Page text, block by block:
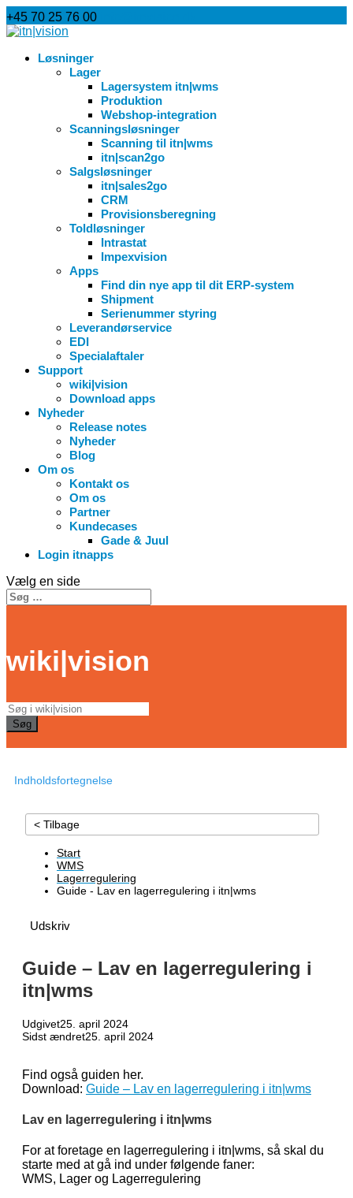
+45 70 25 76 00
Løsninger
Lager
Lagersystem itn|wms
Produktion
Webshop-integration
Scanningsløsninger
Scanning til itn|wms
itn|scan2go
Salgsløsninger
itn|sales2go
CRM
Provisionsberegning
Toldløsninger
Intrastat
Impexvision
Apps
Find din nye app til dit ERP-system
Shipment
Serienummer styring
Leverandørservice
EDI
Specialaftaler
Support
wiki|vision
Download apps
Nyheder
Release notes
Nyheder
Blog
Om os
Kontakt os
Om os
Partner
Kundecases
Gade & Juul
Login itnapps
Vælg en side
wiki|vision
Søg
< Tilbage
Start
WMS
Lagerregulering
Guide - Lav en lagerregulering i itn|wms
Udskriv
Guide – Lav en lagerregulering i
itn|wms
Udgivet25. april 2024
Sidst ændret25. april 2024
Find også guiden her.
Download: Guide – Lav en lagerregulering i itn|wms
Lav en lagerregulering i itn|wms
For at foretage en lagerregulering i itn|wms, så skal du
starte med at gå ind under følgende faner:
WMS, Lager og Lagerregulering
Indholdsfortegnelse